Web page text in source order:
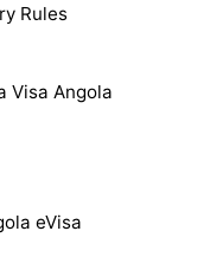
Rules
Visa Angola
eVisa